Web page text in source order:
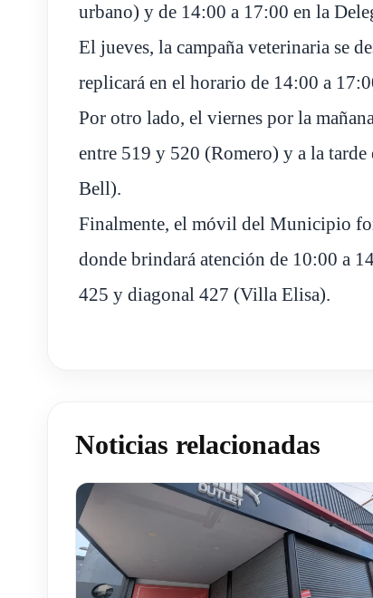
urbano) y de 14:00 a 17:00 en la
El jueves, la campaña veterinaria se
replicará en el horario de 14:00 a
Por otro lado, el viernes por la
entre 519 y 520 (Romero) y a la
Bell).
Finalmente, el móvil del Municipio
donde brindará atención de 10:00 a
425 y diagonal 427 (Villa Elisa).
Noticias relacionadas